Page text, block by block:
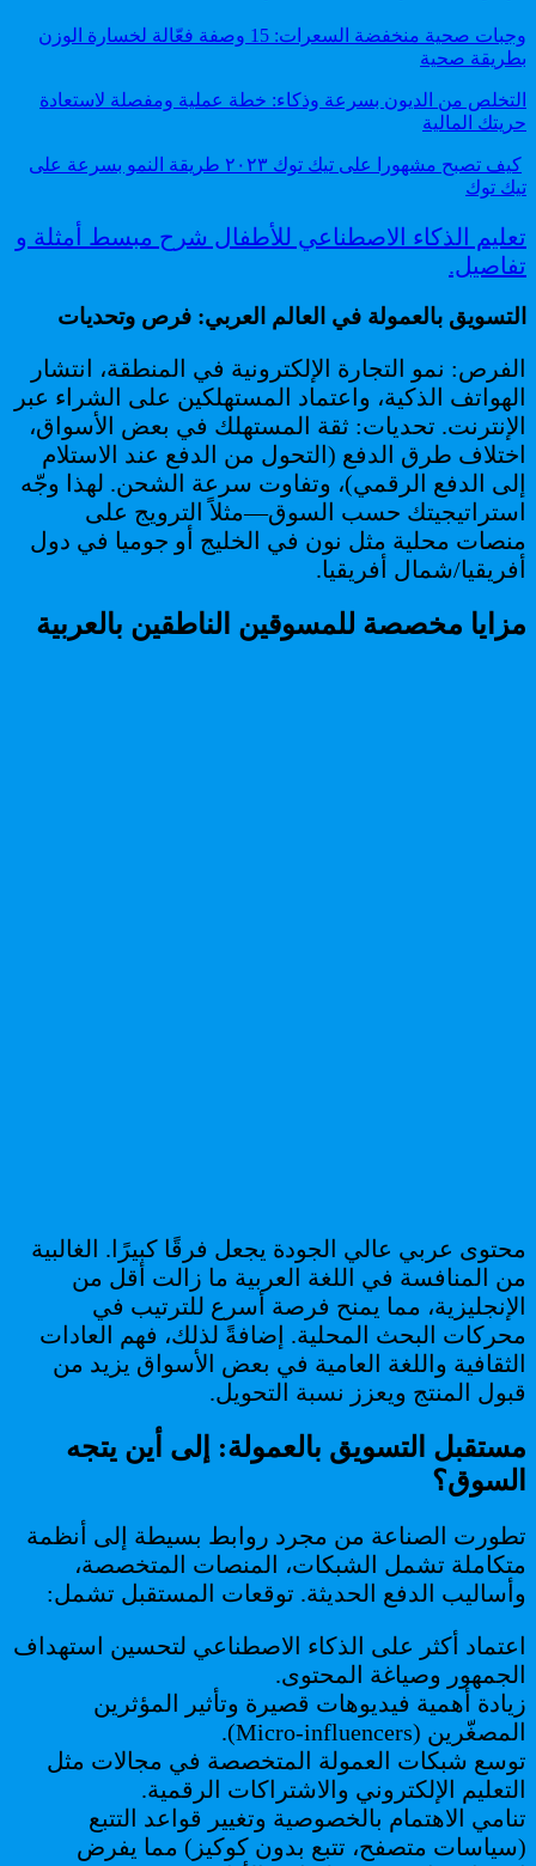
وجبات صحية منخفضة السعرات: 15 وصفة فعّالة لخسارة الوزن
بطريقة صحية
التخلص من الديون بسرعة وذكاء: خطة عملية ومفصلة لاستعادة
حريتك المالية
كيف تصبح مشهورا على تيك توك ٢٠٢٣ طريقة النمو بسرعة على
تيك توك
تعليم الذكاء الاصطناعي للأطفال شرح مبسط أمثلة و
تفاصيل.
التسويق بالعمولة في العالم العربي: فرص وتحديات
الفرص: نمو التجارة الإلكترونية في المنطقة، انتشار
الهواتف الذكية، واعتماد المستهلكين على الشراء عبر
الإنترنت. تحديات: ثقة المستهلك في بعض الأسواق،
اختلاف طرق الدفع (التحول من الدفع عند الاستلام
إلى الدفع الرقمي)، وتفاوت سرعة الشحن. لهذا وجّه
استراتيجيتك حسب السوق—مثلاً الترويج على
منصات محلية مثل نون في الخليج أو جوميا في دول
أفريقيا/شمال أفريقيا.
مزايا مخصصة للمسوقين الناطقين بالعربية
محتوى عربي عالي الجودة يجعل فرقًا كبيرًا. الغالبية
من المنافسة في اللغة العربية ما زالت أقل من
الإنجليزية، مما يمنح فرصة أسرع للترتيب في
محركات البحث المحلية. إضافةً لذلك، فهم العادات
الثقافية واللغة العامية في بعض الأسواق يزيد من
قبول المنتج ويعزز نسبة التحويل.
مستقبل التسويق بالعمولة: إلى أين يتجه
السوق؟
تطورت الصناعة من مجرد روابط بسيطة إلى أنظمة
متكاملة تشمل الشبكات، المنصات المتخصصة،
وأساليب الدفع الحديثة. توقعات المستقبل تشمل:
اعتماد أكثر على الذكاء الاصطناعي لتحسين استهداف
الجمهور وصياغة المحتوى.
زيادة أهمية فيديوهات قصيرة وتأثير المؤثرين
المصغّرين (Micro-influencers).
توسع شبكات العمولة المتخصصة في مجالات مثل
التعليم الإلكتروني والاشتراكات الرقمية.
تنامي الاهتمام بالخصوصية وتغيير قواعد التتبع
(سياسات متصفح، تتبع بدون كوكيز) مما يفرض